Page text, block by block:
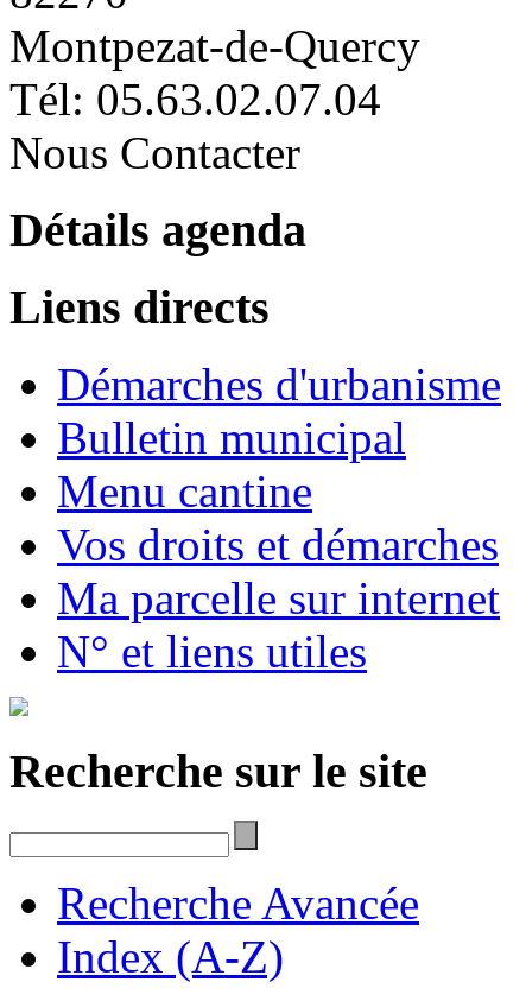
Montpezat-de-Quercy
Tél: 05.63.02.07.04
Nous Contacter
Détails agenda
Liens directs
Démarches d'urbanisme
Bulletin municipal
Menu cantine
Vos droits et démarches
Ma parcelle sur internet
N° et liens utiles
Recherche sur le site
Recherche Avancée
Index (A-Z)